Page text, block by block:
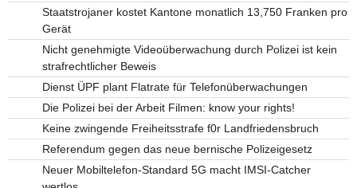
Staatstrojaner kostet Kantone monatlich 13,750 Franken pro
Gerät
Nicht genehmigte Videoüberwachung durch Polizei ist kein
strafrechtlicher Beweis
Dienst ÜPF plant Flatrate für Telefonüberwachungen
Die Polizei bei der Arbeit Filmen: know your rights!
Keine zwingende Freiheitsstrafe f0r Landfriedensbruch
Referendum gegen das neue bernische Polizeigesetz
Neuer Mobiltelefon-Standard 5G macht IMSI-Catcher